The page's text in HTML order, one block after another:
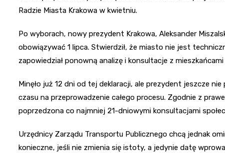
Radzie Miasta Krakowa w kwietniu.
Po wyborach, nowy prezydent Krakowa, Aleksander
obowiązywać 1 lipca. Stwierdził, że miasto nie jest
zapowiedział ponowną analizę i konsultacje z
Minęło już 12 dni od tej deklaracji, ale prezydent jeszcze
czasu na przeprowadzenie całego procesu. Zgodnie z
poprzedzona co najmniej 21-dniowymi konsultacjami
Urzędnicy Zarządu Transportu Publicznego chcą jednak
konieczne, jeśli nie zmienia się istoty, a jedynie datę